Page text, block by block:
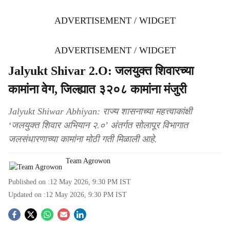
ADVERTISEMENT / WIDGET
ADVERTISEMENT / WIDGET
Jalyukt Shivar 2.O: जलयुक्त शिवारच्या
कामांना वेग, जिल्ह्यात ३२०८ कामांना मंजुरी
Jalyukt Shiwar Abhiyan: राज्य शासनाच्या महत्त्वाकांक्षी
‘जलयुक्त शिवार अभियान २.०’ अंतर्गत सोलापूर विभागात
जलसंधारणाच्या कामांना मोठी गती मिळाली आहे.
Team Agrowon
Published on :12 May 2026, 9:30 PM IST
Updated on :12 May 2026, 9:30 PM IST
S